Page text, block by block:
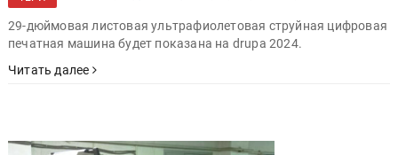
29-дюймовая листовая ультрафиолетовая струйная цифровая
печатная машина будет показана на drupa 2024.
Читать далее